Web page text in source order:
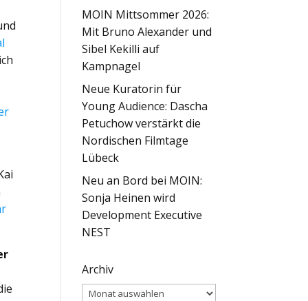
MOIN Mittsommer 2026:
Mit Bruno Alexander und
Sibel Kekilli auf
Kampnagel
Neue Kuratorin für
Young Audience: Dascha
Petuchow verstärkt die
Nordischen Filmtage
Lübeck
Neu an Bord bei MOIN:
Sonja Heinen wird
Development Executive
NEST
Archiv
Archiv